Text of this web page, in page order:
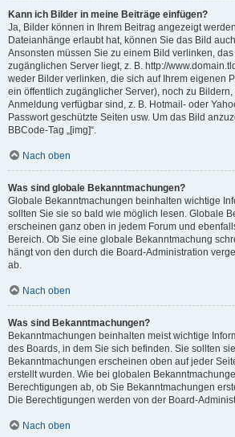
Kann ich Bilder in meine Beiträge einfügen?
Ja, Bilder können in Ihrem Beitrag angezeigt
Dateianhänge erlaubt hat, können Sie das Bild
Ansonsten müssen Sie zu einem Bild verlinken,
zugänglichen Server liegt, z. B. http://
weder Bilder verlinken, die sich auf Ihrem eigenen
ein öffentlich zugänglicher Server), noch zu
Anmeldung verfügbar sind, z. B. Hotmail- oder
Passwort geschützte Seiten usw. Um das Bild
BBCode-Tag „[img]“.
Nach oben
Was sind globale Bekanntmachungen?
Globale Bekanntmachungen beinhalten wichtige
sollten Sie sie so bald wie möglich lesen. Globale
erscheinen ganz oben in jedem Forum und
Bereich. Ob Sie eine globale Bekanntmachung
hängt von den durch die Board-Administration
ab.
Nach oben
Was sind Bekanntmachungen?
Bekanntmachungen beinhalten meist wichtige
des Boards, in dem Sie sich befinden. Sie sollten
Bekanntmachungen erscheinen oben auf jeder
erstellt wurden. Wie bei globalen
Berechtigungen ab, ob Sie Bekanntmachungen
Die Berechtigungen werden von der Board-
Nach oben